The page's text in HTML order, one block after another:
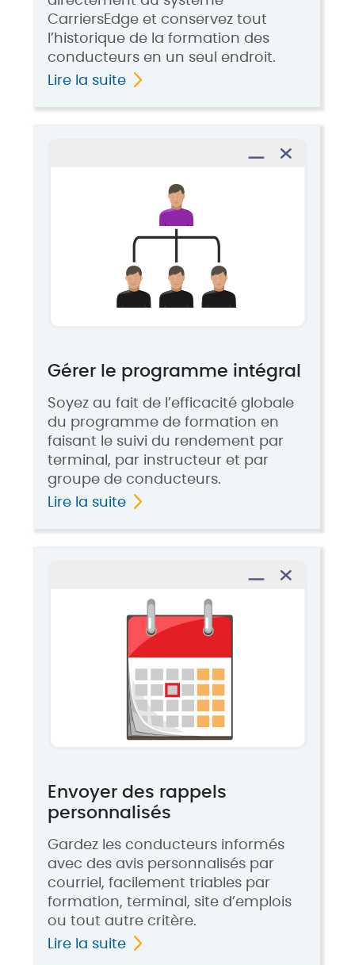
CarriersEdge et conservez tout
l’historique de la formation des
conducteurs en un seul endroit.
Lire la suite
Gérer le programme intégral
Soyez au fait de l’efficacité globale
du programme de formation en
faisant le suivi du rendement par
terminal, par instructeur et par
groupe de conducteurs.
Lire la suite
Envoyer des rappels
personnalisés
Gardez les conducteurs informés
avec des avis personnalisés par
courriel, facilement triables par
formation, terminal, site d’emplois
ou tout autre critère.
Lire la suite